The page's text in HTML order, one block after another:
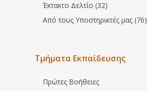
Έκτακτο Δελτίο (32)
Από τους Υποστηρικτές μας (76)
Τμήματα Εκπαίδευσης
Πρώτες Βοήθειες